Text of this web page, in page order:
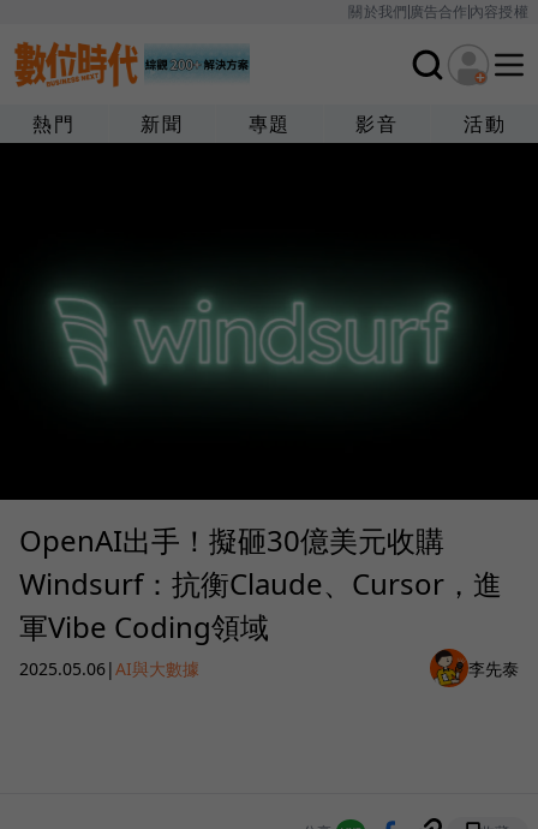
關於我們廣告合作內容授權
熱門 新聞 專題 影音 活動
OpenAI出手！擬砸30億美元收購
Windsurf：抗衡Claude、Cursor，進
軍Vibe Coding領域
2025.05.06|AI與大數據 李先泰